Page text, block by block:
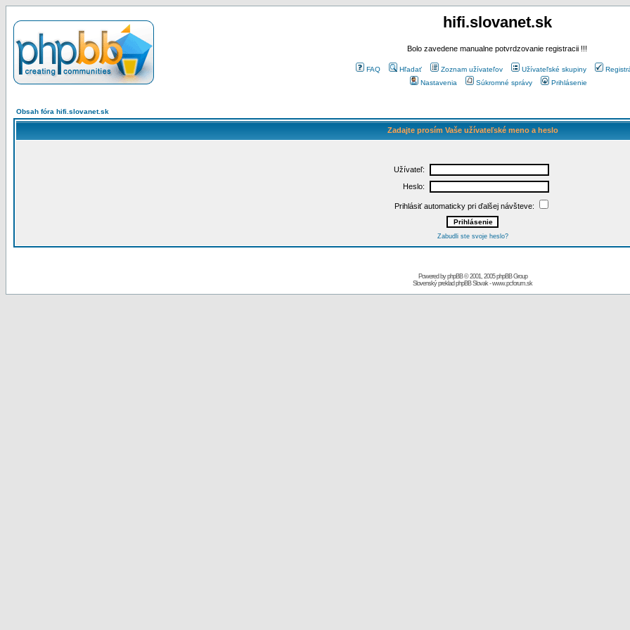
hifi.slovanet.sk
Bolo zavedene manualne potvrdzovanie registracii !!!
FAQ Hľadať Zoznam užívateľov Užívateľské skupiny
Nastavenia
Súkromné správy Prihlásenie
Obsah fóra hifi.slovanet.sk
Zadajte prosím Vaše užívateľské meno a heslo
Užívateľ:
Heslo:
Prihlásiť automaticky pri ďalšej návšteve:
Zabudli ste svoje heslo?
Powered byphpBB© 2001, 2005 phpBB Group
Slovenský preklad phpBB Slovak-www.pcforum.sk